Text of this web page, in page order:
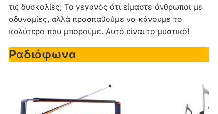
τις δυσκολίες; Το γεγονός ότι είμαστε άνθρωποι με
αδυναμίες, αλλά προσπαθούμε να κάνουμε το
καλύτερο που μπορούμε. Αυτό είναι το μυστικό!
Ραδιόφωνα